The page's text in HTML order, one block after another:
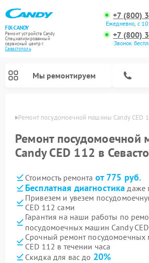
FIX-CANDY
Ремонт устройств Candy
Специализированный
cервисный центр г.
Севастополь
+7 (800)
Ежедневно, с
+7 (800)
Звонок
Мы ремонтируем
Ремонт посудомоечной машины Candy CED
Ремонт
Candy CED 112 в
Стоимость ремонта от 775 руб.
Бесплатная диагностика даже
Привезем и увезем
CED 112 сами
Гарантия на наши работы по
посудомоечных машин Candy
Срочный ремонт посудомоечных
CED 112 в течении часа
Скидка для вас до 20%